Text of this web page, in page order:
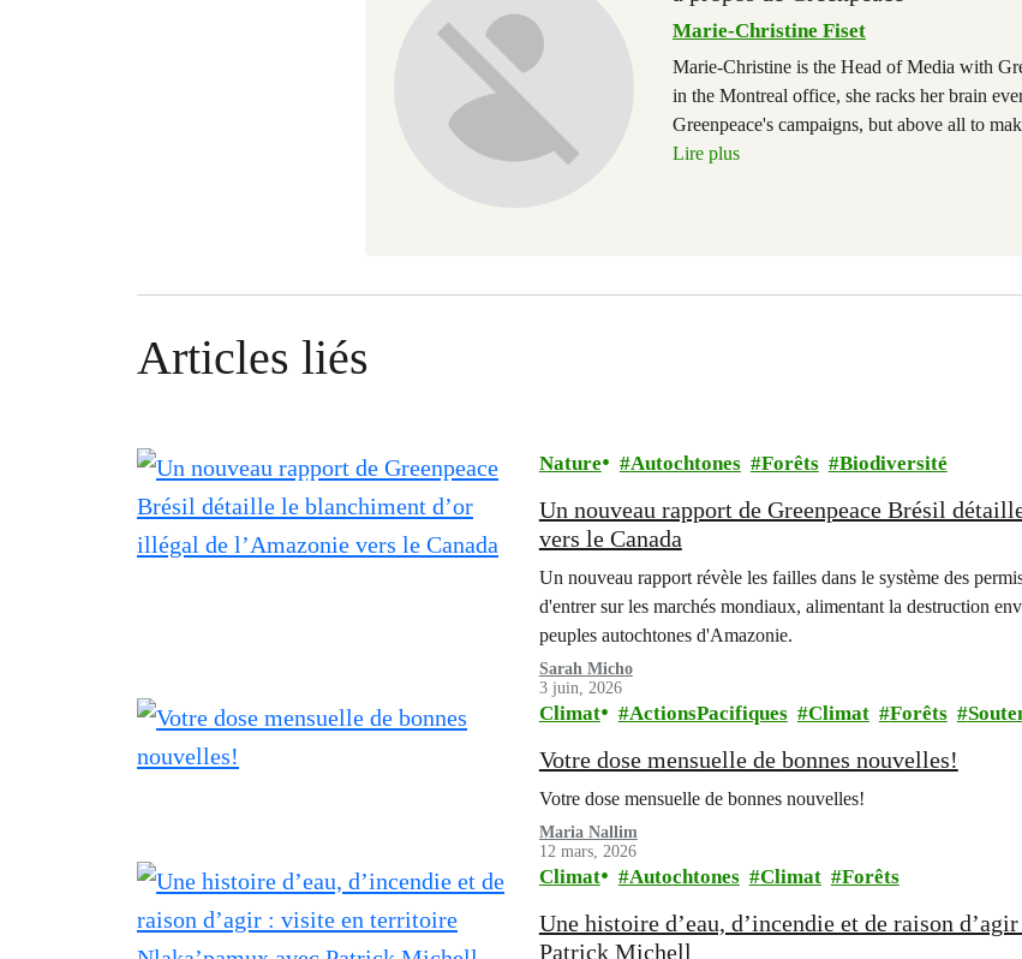
Marie-Christine Fiset
Marie-Christine is the Head of Media with
in the Montreal office, she racks her brain
Greenpeace's campaigns, but above all to
Lire plus
Articles liés
Nature Autochtones Forêts Biodiversité
Un nouveau rapport de Greenpeace Brésil
vers le Canada
Un nouveau rapport révèle les failles dans le système des
d'entrer sur les marchés mondiaux, alimentant la destruction
peuples autochtones d'Amazonie.
Sarah Micho
3 juin, 2026
Climat ActionsPacifiques Climat Forêts
Votre dose mensuelle de bonnes nouvelles!
Votre dose mensuelle de bonnes nouvelles!
Maria Nallim
12 mars, 2026
Climat Autochtones Climat Forêts
Une histoire d’eau, d’incendie et de raison
Patrick Michell